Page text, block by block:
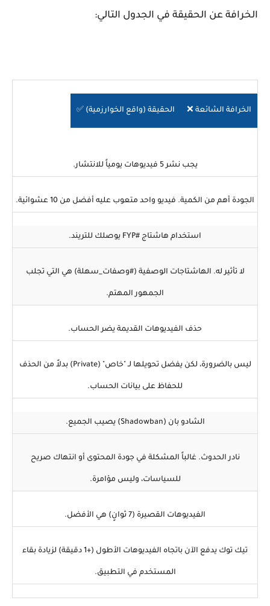
الخرافة عن الحقيقة في الجدول التالي:
الخرافة الشائعة ❌ الحقيقة (واقع الخوارزمية) ✅
يجب نشر 5 فيديوهات يومياً للانتشار.
الجودة أهم من الكمية. فيديو واحد متعوب عليه أفضل من 10 عشوائية.
استخدام هاشتاج #FYP يوصلك للتريند.
لا تأثير له. الهاشتاجات الوصفية (#وصفات_سهلة) هي التي تجلب
الجمهور المهتم.
حذف الفيديوهات القديمة يضر الحساب.
ليس بالضرورة، لكن يفضل تحويلها لـ "خاص" (Private) بدلاً من الحذف
للحفاظ على بيانات الحساب.
الشادو بان (Shadowban) يصيب الجميع.
نادر الحدوث. غالباً المشكلة في جودة المحتوى أو انتهاك صريح
للسياسات، وليس مؤامرة.
الفيديوهات القصيرة (7 ثوانٍ) هي الأفضل.
تيك توك يدفع الآن باتجاه الفيديوهات الأطول (+1 دقيقة) لزيادة بقاء
المستخدم في التطبيق.